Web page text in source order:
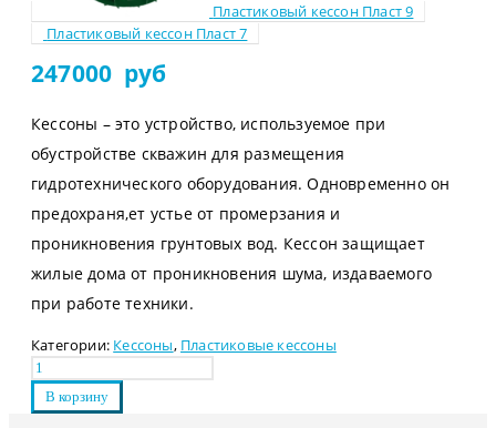
Пластиковый кессон Пласт 9
Пластиковый кессон Пласт 7
247000 руб
Кессоны – это устройство, используемое при
обустройстве скважин для размещения
гидротехнического оборудования. Одновременно он
предохраня,ет устье от промерзания и
проникновения грунтовых вод. Кессон защищает
жилые дома от проникновения шума, издаваемого
при работе техники.
Категории: Кессоны, Пластиковые кессоны
В корзину